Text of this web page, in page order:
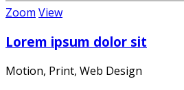
Zoom View
Lorem ipsum dolor sit
Motion, Print, Web Design